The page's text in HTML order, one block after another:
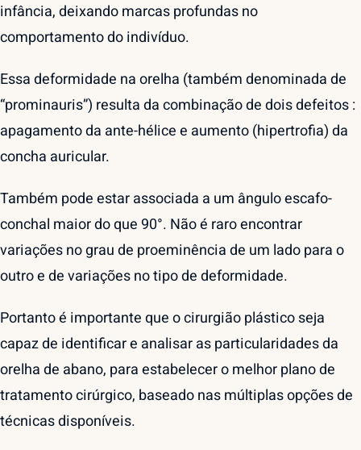
infância, deixando marcas profundas no
comportamento do indivíduo.
Essa deformidade na orelha (também denominada de
“prominauris”) resulta da combinação de dois defeitos :
apagamento da ante-hélice e aumento (hipertrofia) da
concha auricular.
Também pode estar associada a um ângulo escafo-
conchal maior do que 90°. Não é raro encontrar
variações no grau de proeminência de um lado para o
outro e de variações no tipo de deformidade.
Portanto é importante que o cirurgião plástico seja
capaz de identificar e analisar as particularidades da
orelha de abano, para estabelecer o melhor plano de
tratamento cirúrgico, baseado nas múltiplas opções de
técnicas disponíveis.